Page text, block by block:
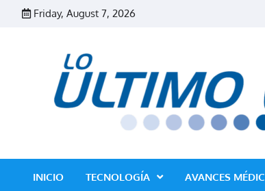
Friday, August 7, 2026
INICIO TECNOLOGÍA AVANCES